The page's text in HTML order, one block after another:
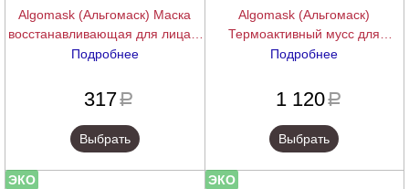
Algomask (Альгомаск) Маска
восстанавливающая для лица и
тела, для жирной кожи (Anti-
25/200/1000 г.
Подробнее
317a
Выбрать
Algomask (Альгомаск)
Термоактивный мусс для
похудения самонагревающийся
400/1000 г.
Подробнее
1 120a
Выбрать
ЭКО ЭКО